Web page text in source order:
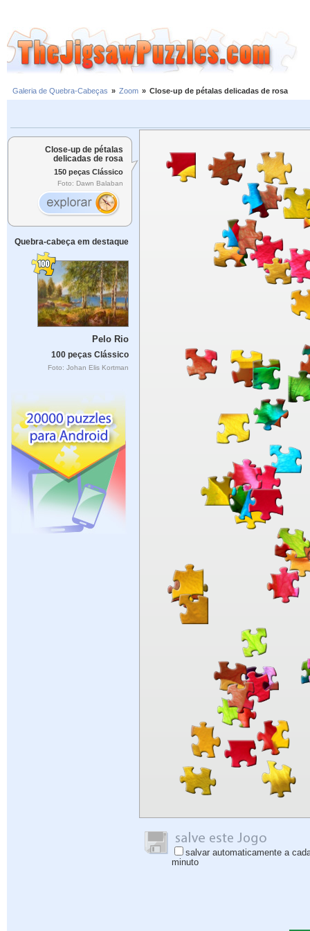
Galeria de Quebra-Cabeças » Zoom » Close-up de pétalas delicadas de rosa
Close-up de pétalas
delicadas de rosa
150 peças Clássico
Foto: Dawn Balaban
Quebra-cabeça em destaque
Pelo Rio
100 peças Clássico
Foto: Johan Elis Kortman
salvar automaticamente a
minuto